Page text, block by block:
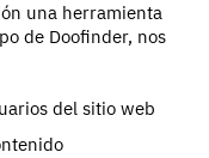
una herramienta
de Doofinder, nos
del sitio web